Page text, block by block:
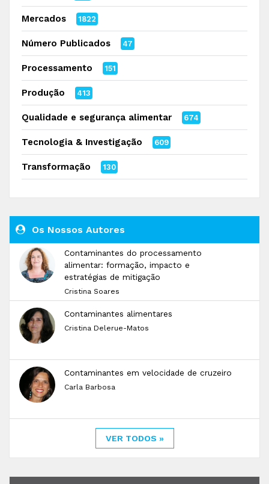
Mercados 1822
Número Publicados 47
Processamento 151
Produção 413
Qualidade e segurança alimentar 674
Tecnologia & Investigação 609
Transformação 130
Os Nossos Autores
Contaminantes do processamento
alimentar: formação, impacto e
estratégias de mitigação
Cristina Soares
Contaminantes alimentares
Cristina Delerue-Matos
Contaminantes em velocidade de cruzeiro
Carla Barbosa
VER TODOS »